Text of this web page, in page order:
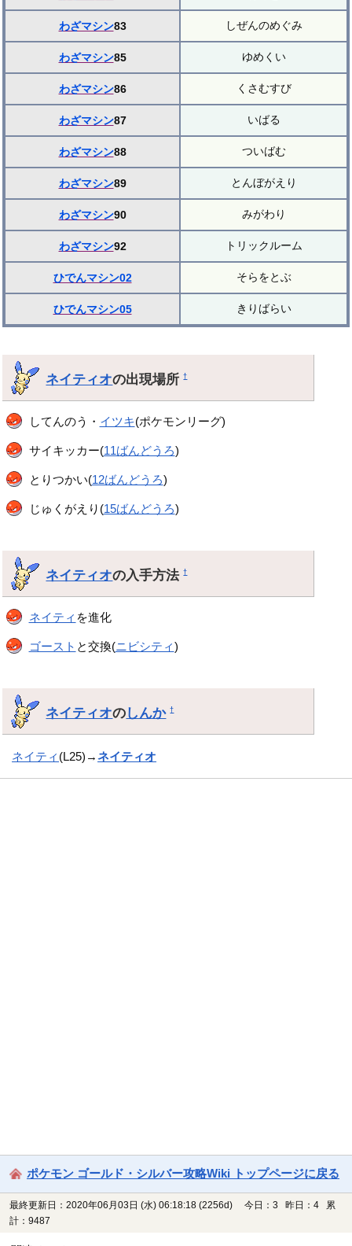
わざマシン83 しぜんのめぐみ
わざマシン85 ゆめくい
わざマシン86 くさむすび
わざマシン87 いばる
わざマシン88 ついばむ
わざマシン89 とんぼがえり
わざマシン90 みがわり
わざマシン92 トリックルーム
ひでんマシン02 そらをとぶ
ひでんマシン05 きりばらい
ネイティオの出現場所†
してんのう・ イツキ(ポケモンリーグ)
サイキッカー(11ばんどうろ)
とりつかい(12ばんどうろ)
じゅくがえり(15ばんどうろ)
ネイティオの入手方法†
ネイティ を進化
ゴースト と交換(ニビシティ)
ネイティオのしんか †
ネイティ (L25)→ネイティオ
ポケモン ゴールド・シルバー攻略Wiki トップページに戻る
最終更新日：2020年06月03日 (水) 06:18:18 (2256d)
今日：3 昨日：4 累
計：9487